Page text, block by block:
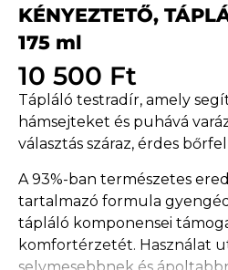
KÉNYEZTETŐ,
175 ml
10 500 Ft
Tápláló testradír, amely
hámsejteket és puhává
választás száraz, érdes
A 93%-ban természetes
tartalmazó formula
tápláló komponensei
komfortérzetét. Használat